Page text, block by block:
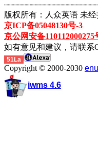
版权所有：人众英语 未
京ICP备05048130号-3
京公网安备110112000275
如有意见和建议，请联系
51La
Copyright © 2000-2030
iwms 4.6